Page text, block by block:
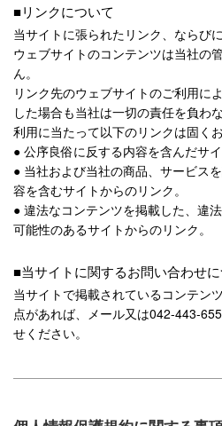
■リンクについて
当サイトに張られたリンク、ならび
ウェブサイトのコンテンツは当社の
ん。
リンク先のウェブサイトのご利用に
した場合も当社は一切の責任を負わ
利用に当たって以下のリンクは固く
● 公序良俗に反する内容を含んだサイ
● 当社および当社の商品、サービス
容を含むサイトからのリンク。
● 違法なコンテンツを掲載した、違
可能性のあるサイトからのリンク。
■当サイトに関するお問い合わせ
当サイトで掲載されているコンテン
点があれば、メール又は042-443-
せください。